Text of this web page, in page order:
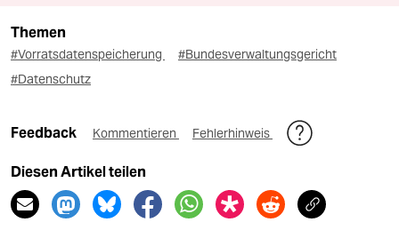
Themen
#Vorratsdatenspeicherung
#Bundesverwaltungsgericht
#Datenschutz
Feedback Kommentieren Fehlerhinweis
Diesen Artikel teilen